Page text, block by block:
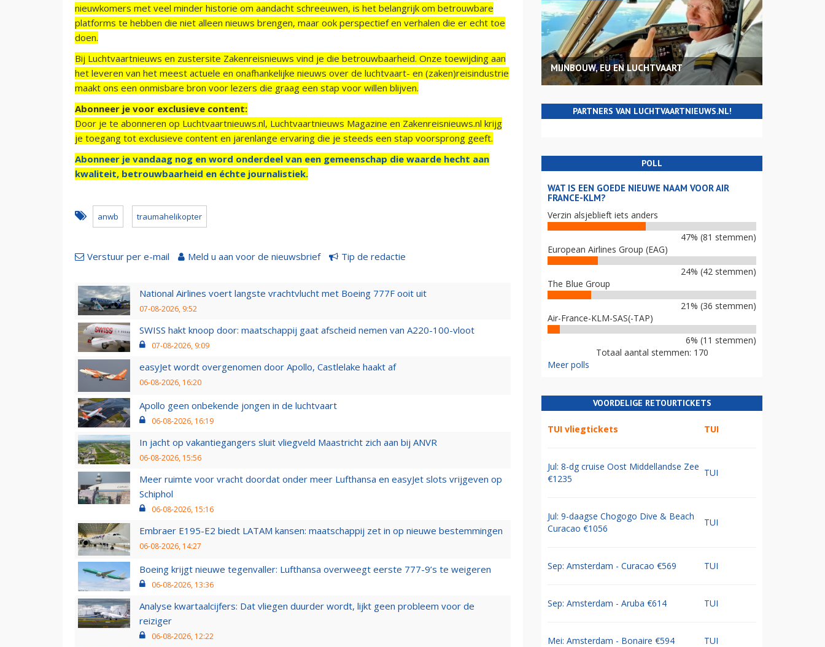
nieuwkomers met veel minder historie om aandacht schreeuwen, is het belangrijk om betrouwbare
platforms te hebben die niet alleen nieuws brengen, maar ook perspectief en verhalen die er echt toe
doen.
Bij Luchtvaartnieuws en zustersite Zakenreisnieuws vind je die betrouwbaarheid. Onze toewijding aan
het leveren van het meest actuele en onafhankelijke nieuws over de luchtvaart- en (zaken)reisindustrie
maakt ons een onmisbare bron voor lezers die graag een stap voor willen blijven.
Abonneer je voor exclusieve content:
Door je te abonneren op Luchtvaartnieuws.nl, Luchtvaartnieuws Magazine en Zakenreisnieuws.nl krijg
je toegang tot exclusieve content en jarenlange ervaring die je steeds een stap voorsprong geeft.
Abonneer je vandaag nog en word onderdeel van een gemeenschap die waarde hecht aan
kwaliteit, betrouwbaarheid en échte journalistiek.
anwb traumahelikopter
Verstuur per e-mail Meld u aan voor de nieuwsbrief Tip de redactie
National Airlines voert langste vrachtvlucht met Boeing 777F ooit uit
07-08-2026, 9:52
SWISS hakt knoop door: maatschappij gaat afscheid nemen van A220-100-vloot
07-08-2026, 9:09
easyJet wordt overgenomen door Apollo, Castlelake haakt af
06-08-2026, 16:20
Apollo geen onbekende jongen in de luchtvaart
06-08-2026, 16:19
In jacht op vakantiegangers sluit vliegveld Maastricht zich aan bij ANVR
06-08-2026, 15:56
Meer ruimte voor vracht doordat onder meer Lufthansa en easyJet slots vrijgeven op
Schiphol
06-08-2026, 15:16
Embraer E195-E2 biedt LATAM kansen: maatschappij zet in op nieuwe bestemmingen
06-08-2026, 14:27
Boeing krijgt nieuwe tegenvaller: Lufthansa overweegt eerste 777-9’s te weigeren
06-08-2026, 13:36
Analyse kwartaalcijfers: Dat vliegen duurder wordt, lijkt geen probleem voor de
reiziger
06-08-2026, 12:22
MIJNBOUW, EU EN LUCHTVAART
PARTNERS VAN LUCHTVAARTNIEUWS.NL!
POLL
WAT IS EEN GOEDE NIEUWE NAAM VOOR AIR
FRANCE-KLM?
Verzin alsjeblieft iets anders
47% (81 stemmen)
European Airlines Group (EAG)
24% (42 stemmen)
The Blue Group
21% (36 stemmen)
Air-France-KLM-SAS(-TAP)
6% (11 stemmen)
Totaal aantal stemmen: 170
Meer polls
VOORDELIGE RETOURTICKETS
TUI vliegtickets TUI
Jul: 8-dg cruise Oost Middellandse Zee
€1235
TUI
Jul: 9-daagse Chogogo Dive & Beach
Curacao €1056
TUI
Sep: Amsterdam - Curacao €569 TUI
Sep: Amsterdam - Aruba €614 TUI
Mei: Amsterdam - Bonaire €594 TUI